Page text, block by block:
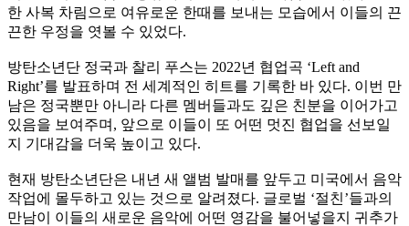
한 사복 차림으로 여유로운 한때를 보내는 모습에서 이들의 끈
끈한 우정을 엿볼 수 있었다.
방탄소년단 정국과 찰리 푸스는 2022년 협업곡 ‘Left and
Right’를 발표하며 전 세계적인 히트를 기록한 바 있다. 이번 만
남은 정국뿐만 아니라 다른 멤버들과도 깊은 친분을 이어가고
있음을 보여주며, 앞으로 이들이 또 어떤 멋진 협업을 선보일
지 기대감을 더욱 높이고 있다.
현재 방탄소년단은 내년 새 앨범 발매를 앞두고 미국에서 음악
작업에 몰두하고 있는 것으로 알려졌다. 글로벌 ‘절친’들과의
만남이 이들의 새로운 음악에 어떤 영감을 불어넣을지 귀추가